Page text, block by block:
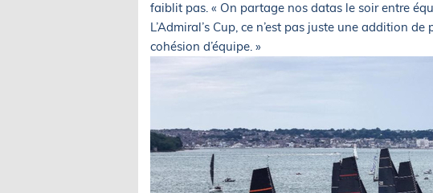
faiblit pas. « On partage nos datas le soir entre
L’Admiral’s Cup, ce n’est pas juste une addition
cohésion d’équipe. »